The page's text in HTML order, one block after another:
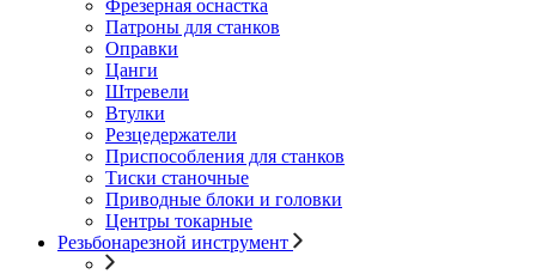
Фрезерная оснастка
Патроны для станков
Оправки
Цанги
Штревели
Втулки
Резцедержатели
Приспособления для станков
Тиски станочные
Приводные блоки и головки
Центры токарные
Резьбонарезной инструмент